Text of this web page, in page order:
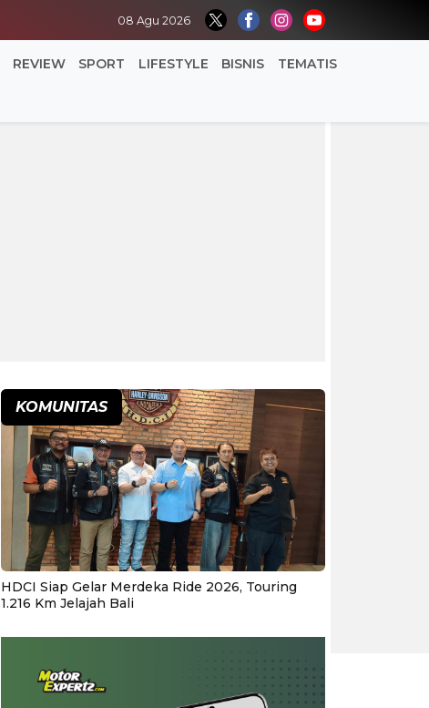
08 Agu 2026
REVIEW SPORT LIFESTYLE BISNIS TEMATIS
KOMUNITAS
HDCI Siap Gelar Merdeka Ride 2026, Touring
1.216 Km Jelajah Bali